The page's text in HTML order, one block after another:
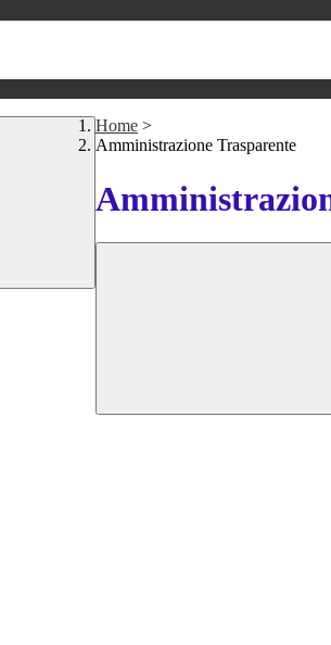
Home >
Amministrazione Trasparente